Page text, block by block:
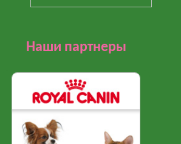
Наши партнеры